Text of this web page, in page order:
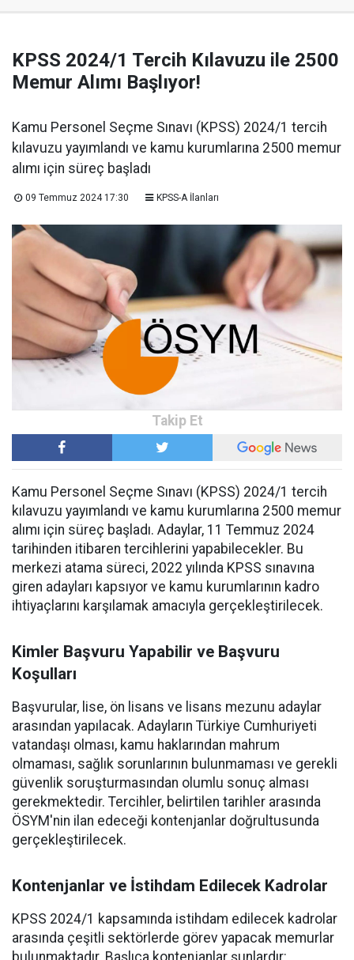
KPSS 2024/1 Tercih Kılavuzu ile 2500
Memur Alımı Başlıyor!
Kamu Personel Seçme Sınavı (KPSS) 2024/1 tercih
kılavuzu yayımlandı ve kamu kurumlarına 2500 memur
alımı için süreç başladı
09 Temmuz 2024 17:30 KPSS-A İlanları
Kamu Personel Seçme Sınavı (KPSS) 2024/1 tercih
kılavuzu yayımlandı ve kamu kurumlarına 2500 memur
alımı için süreç başladı. Adaylar, 11 Temmuz 2024
tarihinden itibaren tercihlerini yapabilecekler. Bu
merkezi atama süreci, 2022 yılında KPSS sınavına
giren adayları kapsıyor ve kamu kurumlarının kadro
ihtiyaçlarını karşılamak amacıyla gerçekleştirilecek.
Kimler Başvuru Yapabilir ve Başvuru
Koşulları
Başvurular, lise, ön lisans ve lisans mezunu adaylar
arasından yapılacak. Adayların Türkiye Cumhuriyeti
vatandaşı olması, kamu haklarından mahrum
olmaması, sağlık sorunlarının bulunmaması ve gerekli
güvenlik soruşturmasından olumlu sonuç alması
gerekmektedir. Tercihler, belirtilen tarihler arasında
ÖSYM'nin ilan edeceği kontenjanlar doğrultusunda
gerçekleştirilecek.
Kontenjanlar ve İstihdam Edilecek Kadrolar
KPSS 2024/1 kapsamında istihdam edilecek kadrolar
arasında çeşitli sektörlerde görev yapacak memurlar